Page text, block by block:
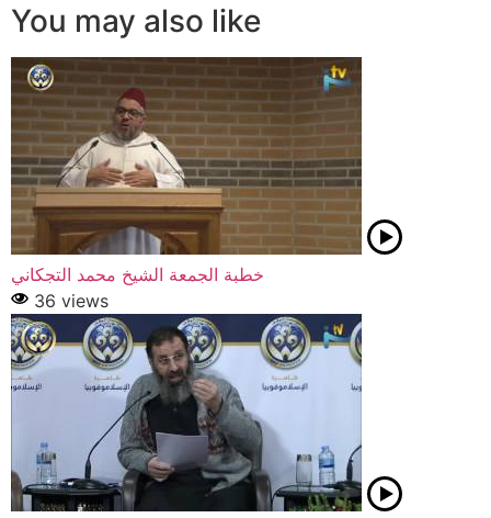
You may also like
خطبة الجمعة الشيخ محمد التجكاني
36 views